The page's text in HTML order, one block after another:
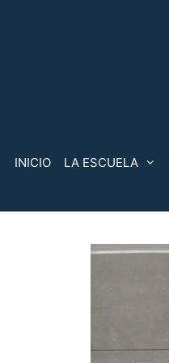
INICIO LA ESCUELA